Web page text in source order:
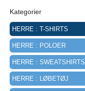
Kategorier
HERRE : T-SHIRTS
HERRE : POLOER
HERRE : SWEATSHIRTS
HERRE : LØBETØJ